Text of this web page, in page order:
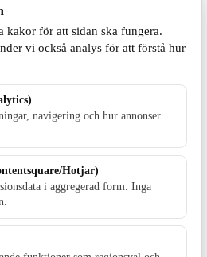
grundat 1991 som sedan 2002 ger
2010 lanserades Värnamo.nu. Från
tre kommuner: Gnosjö,
Vaggeryds kommun.
oss
1, 568 92 Skillingaryd
kakor för att sidan ska fungera.
vi också analys för att förstå hur
navigering och hur annonser
Hotjar)
i aggregerad form. Inga